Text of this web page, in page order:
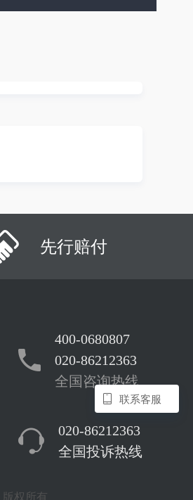
先行赔付
联系客服
400-0680807
020-86212363
全国咨询热线
020-86212363
全国投诉热线
版权所有